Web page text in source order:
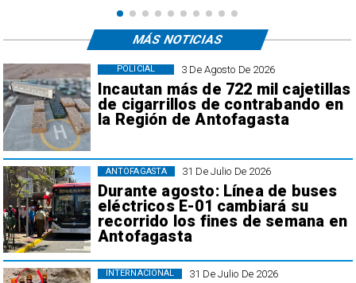
3 De Agosto De 2026
Incautan más de 722 mil cajetillas
de cigarrillos de contrabando en
la Región de Antofagasta
POLICIAL
31 De Julio De 2026
Durante agosto: Línea de buses
eléctricos E-01 cambiará su
recorrido los fines de semana en
Antofagasta
ANTOFAGASTA
31 De Julio De 2026
INTERNACIONAL
MÁS NOTICIAS